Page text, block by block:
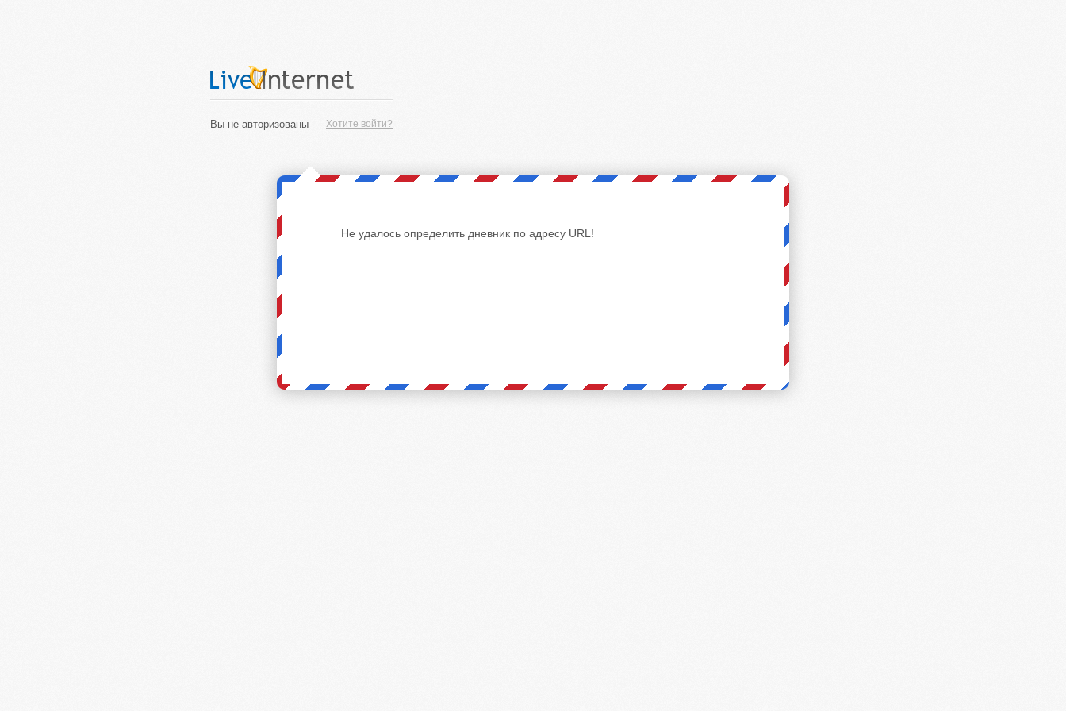
Хотите войти?
Вы не авторизованы
Не удалось определить дневник по адресу URL!